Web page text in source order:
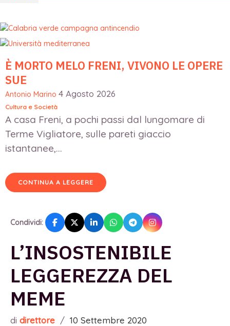
È MORTO MELO FRENI, VIVONO LE OPERE
SUE
Antonio Marino 4 Agosto 2026
Cultura e Società
A casa Freni, a pochi passi dal lungomare di
Terme Vigliatore, sulle pareti giaccio
istantanee,...
CONTINUA A LEGGERE
Condividi:
L’INSOSTENIBILE
LEGGEREZZA DEL
MEME
di direttore / 10 Settembre 2020